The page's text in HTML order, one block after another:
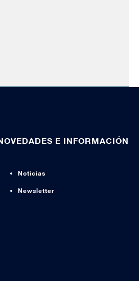
E INFORMACIÓN
Noticias
Newsletter